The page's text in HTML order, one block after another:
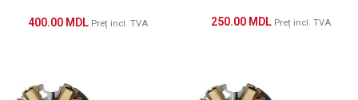
400.00 MDL Preț incl. TVA 250.00 MDL Preț incl. TVA